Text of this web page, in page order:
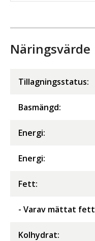
Näringsvärde
Tillagningsstatus:
Basmängd:
Energi:
Energi:
Fett:
- Varav mättat fett
Kolhydrat: